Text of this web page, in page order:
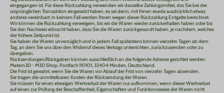
eingegangen ist. Für diese Rückzahlung verwenden wir dasselbe Zahlungsmittel, das Sie bei der
ursprünglichen Transaktion eingesetzt haben, es sei denn, mit Ihnen wurde ausdrücklich etwas
anderes vereinbart; in keinem Fall werden Ihnen wegen dieser Rückzahlung Entgelte berechnet.
Wir können die Rückzahlung verweigern, bis wir die Waren wieder zurückerhalten haben oder bis
Sie den Nachweis erbracht haben, dass Sie die Waren zurückgesandt haben, je nachdem, welches
der frühere Zeitpunkt ist.
Sie haben die Waren unverzüglich und in jedem Fall spätestens binnen vierzehn Tagen ab dem
Tag, an dem Sie uns über den Widerruf dieses Vertrags unterrichten, zurückzusenden oder zu
übergeben.
Rücksendungen/Rückgaben können ausschließlich an die folgende Adresse gerichtet werden:
Matern3D - M3D Shop, Postfach 110101, 32404 Minden, Deutschland.
Die Frist ist gewahrt, wenn Sie die Waren vor Ablauf der Frist von vierzehn Tagen absenden.
Sie tragen die unmittelbaren Kosten der Rücksendung der Waren.
Sie müssen für einen etwaigen Wertverlust der Waren nur aufkommen, wenn dieser Wertverlust
auf einen zur Prüfung der Beschaffenheit, Eigenschaften und Funktionsweise der Waren nicht